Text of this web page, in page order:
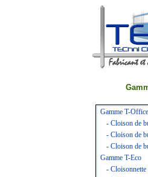
Gamme T-Office
- Cloison de
- Cloison de
- Cloison de
Gamme T-Eco
- Cloisonnette